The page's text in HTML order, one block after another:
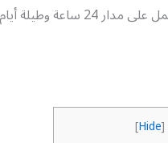
خدمتنا متاحة في كافة مناطق اسطبلات الفروانية ونعمل
[
Hide
]